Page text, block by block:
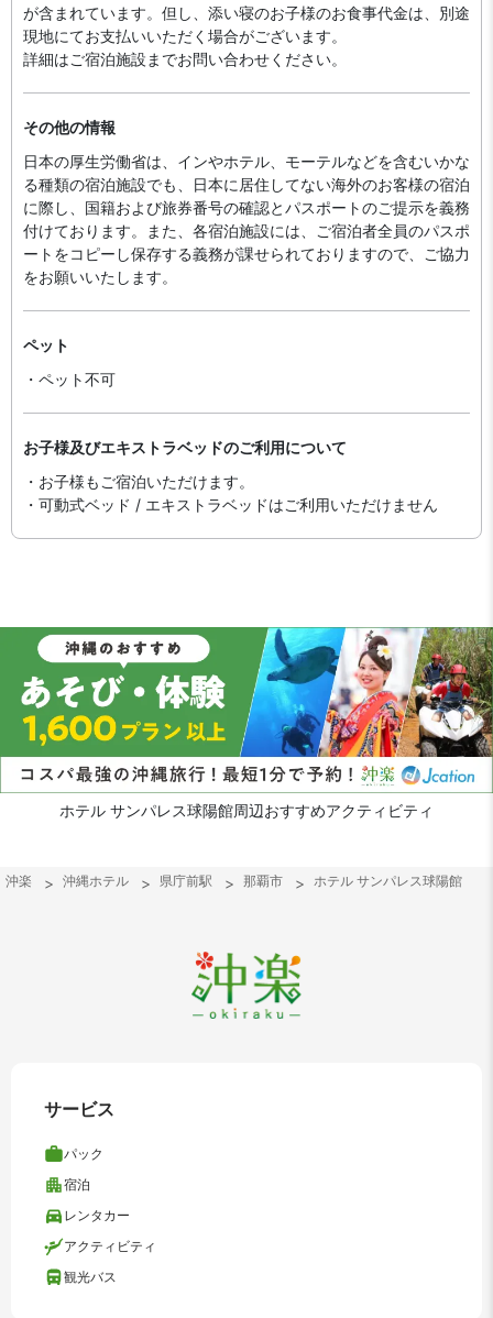
が含まれています。但し、添い寝のお子様のお食事代金は、別途
現地にてお支払いいただく場合がございます。
詳細はご宿泊施設までお問い合わせください。
その他の情報
日本の厚生労働省は、インやホテル、モーテルなどを含むいかな
る種類の宿泊施設でも、日本に​居住してない海外のお客様の宿泊
に際し、国籍および旅券番号の確認とパスポートのご提示を義務
付け​ております。また、各宿泊施設には、ご宿泊者全員のパスポ
ートをコピーし保存する義務が課せられておりますの​で、ご協力
をお願いいたします。
ペット
・ペット不可
お子様及びエキストラベッドのご利用について
・お子様もご宿泊いただけます。
・可動式ベッド / エキストラベッドはご利用いただけません
ホテル サンパレス球陽館周辺おすすめアクティビティ
沖楽 沖縄ホテル 県庁前駅 那覇市 ホテル サンパレス球陽館
サービス
パック
宿泊
レンタカー
アクティビティ
観光バス